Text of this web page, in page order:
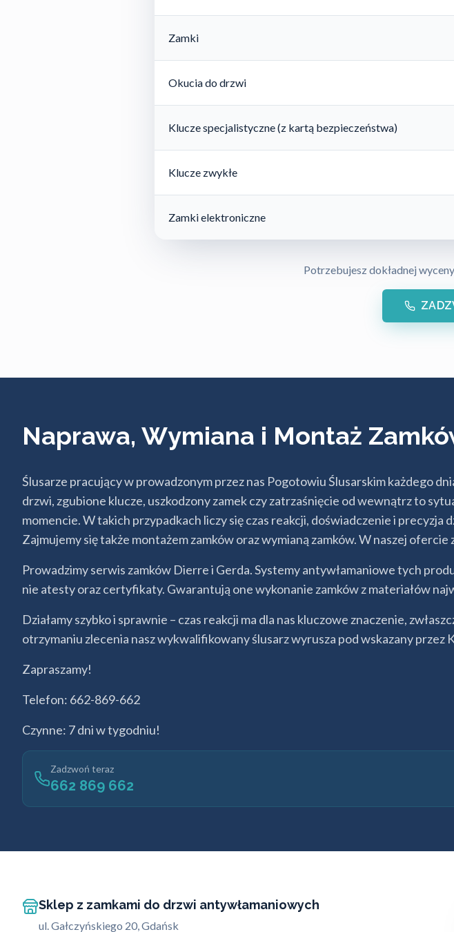
Zamki
Okucia do drzwi
Klucze specjalistyczne (z kartą bezpieczeństwa)
Klucze zwykłe
Zamki elektroniczne
Potrzebujesz dokładnej
Naprawa, Wymiana i Montaż
Ślusarze pracujący w prowadzonym przez nas Pogotowiu Ślusarskim każdego
drzwi, zgubione klucze, uszkodzony zamek czy zatrzaśnięcie od wewnątrz to
momencie. W takich przypadkach liczy się czas reakcji, doświadczenie i precyzja
Zajmujemy się także montażem zamków oraz wymianą zamków. W naszej
Prowadzimy serwis zamków Dierre i Gerda. Systemy antywłamaniowe tych
nie atesty oraz certyfikaty. Gwarantują one wykonanie zamków z materiałów
Działamy szybko i sprawnie – czas reakcji ma dla nas kluczowe znaczenie,
otrzymaniu zlecenia nasz wykwalifikowany ślusarz wyrusza pod wskazany przez
Zapraszamy!
Telefon: 662-869-662
Czynne: 7 dni w tygodniu!
Zadzwoń teraz
662 869 662
Sklep z zamkami do drzwi antywłamaniowych
ul. Gałczyńskiego 20, Gdańsk